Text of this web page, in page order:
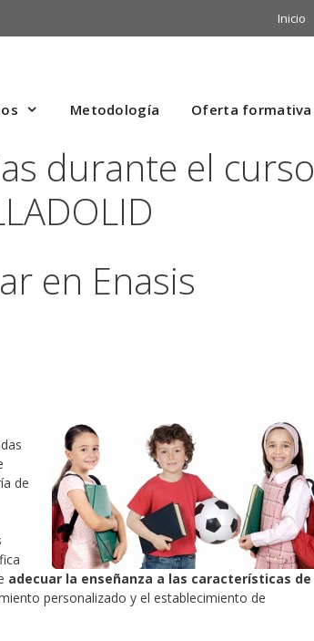
Inicio
Metodología Oferta formativa
durante el curso
en Enasis
de
adecuar la enseñanza a las características de
personalizado y el establecimiento de